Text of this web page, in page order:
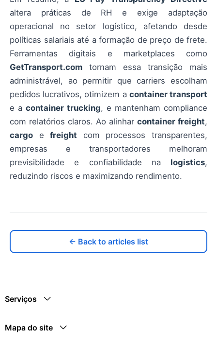
altera práticas de RH e exige adaptação
operacional no setor logístico, afetando desde
políticas salariais até a formação de preço de frete.
Ferramentas digitais e marketplaces como
GetTransport.com tornam essa transição mais
administrável, ao permitir que carriers escolham
pedidos lucrativos, otimizem a container transport
e a container trucking, e mantenham compliance
com relatórios claros. Ao alinhar container freight,
cargo efreight com processos transparentes,
empresas e transportadores melhoram
previsibilidade e confiabilidade na logistics,
reduzindo riscos e maximizando rendimento.
← Back to articles list
Serviços
Mapa do site